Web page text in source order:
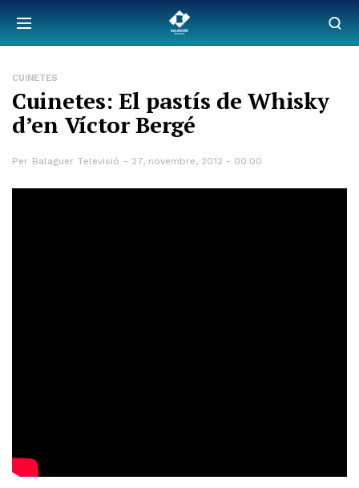
CUINETES
Cuinetes: El pastís de Whisky
d’en Víctor Bergé
Per Balaguer Televisió 27, novembre, 2012 - 00:00